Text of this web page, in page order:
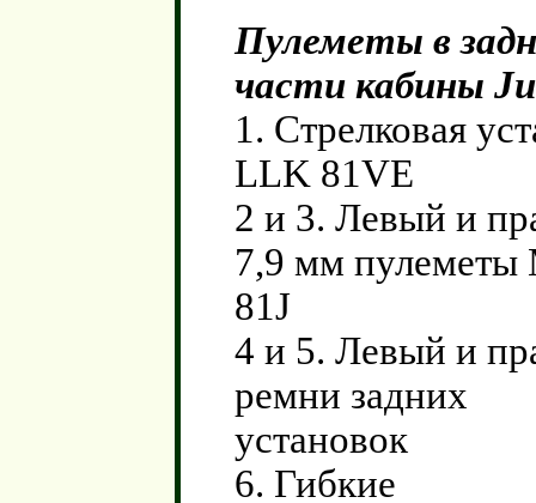
Пулеметы в
части кабины
1. Стрелковая
LLK 81VE
2 и 3. Левый и
7,9 мм пулеметы
81J
4 и 5. Левый и
ремни задних
установок
6. Гибкие